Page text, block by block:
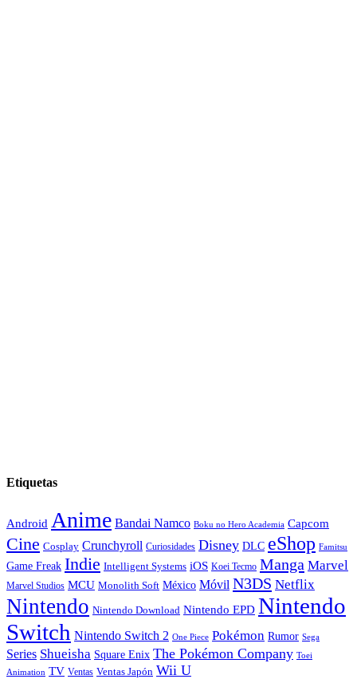
Etiquetas
Android Anime Bandai Namco Boku no Hero Academia Capcom
Cine Cosplay Crunchyroll Curiosidades Disney DLC eShop Famitsu
Game Freak Indie Intelligent Systems iOS Koei Tecmo Manga Marvel
Marvel Studios MCU Monolith Soft México Móvil N3DS Netflix
Nintendo Nintendo Download Nintendo EPD Nintendo
Switch Nintendo Switch 2 One Piece Pokémon Rumor Sega
Series Shueisha Square Enix The Pokémon Company Toei
Animation TV Ventas Ventas Japón Wii U